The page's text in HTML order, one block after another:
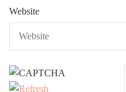
Website